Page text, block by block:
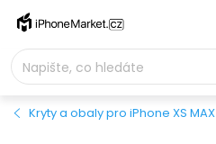
Přejít
obsah
Kryty a obaly pro iPhone XS MAX